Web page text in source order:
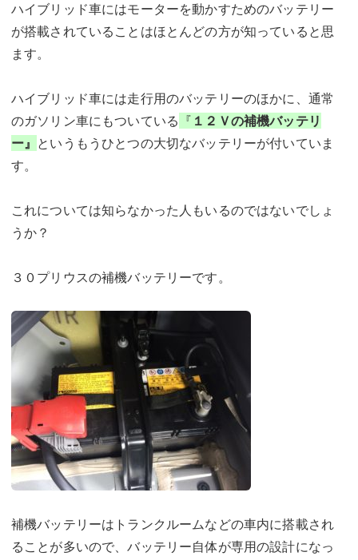
ハイブリッド車にはモーターを動かすためのバッテリー
が搭載されていることはほとんどの方が知っていると思
ます。
ハイブリッド車には走行用のバッテリーのほかに、通常
のガソリン車にもついている 『 １２Ｖの補機バッテリ
ー』 というもうひとつの大切なバッテリーが付いていま
す。
これについては知らなかった人もいるのではないでしょ
うか？
３０プリウスの補機バッテリーです。
補機バッテリーはトランクルームなどの車内に搭載され
ることが多いので、バッテリー自体が専用の設計になっ